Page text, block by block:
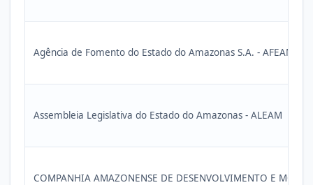
Agência de Fomento do Estado do Amazonas S.A. - AFEAM
Assembleia Legislativa do Estado do Amazonas - ALEAM
COMPANHIA AMAZONENSE DE DESENVOLVIMENTO E